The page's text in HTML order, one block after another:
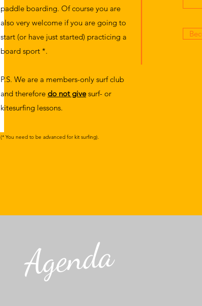
paddle boarding. Of course you are
also very welcome if you are going to
start (or have just started) practicing a
board sport *.
P.S. We are a members-only surf club
and therefore do not givesurf- or
kitesurfing lessons.
(* You need to be advanced for kit surfing).
Agenda